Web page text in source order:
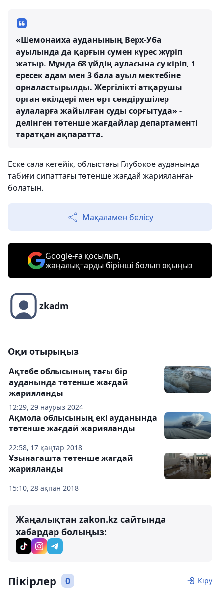
«Шемонаиха ауданының Верх-Уба
ауылында да қарғын сумен күрес жүріп
жатыр. Мұнда 68 үйдің ауласына су кіріп, 1
ересек адам мен 3 бала ауыл мектебіне
орналастырылды. Жергілікті атқарушы
орган өкілдері мен өрт сөндірушілер
аулаларға жайылған суды сорғытуда» -
делінген төтенше жағдайлар департаменті
таратқан ақпаратта.
Еске сала кетейік, облыстағы Глубокое ауданында
табиғи сипаттағы төтенше жағдай жарияланған
болатын.
Мақаламен бөлісу
Google-ға қосылып,
жаңалықтарды бірінші болып оқыңыз
zkadm
Оқи отырыңыз
12:29, 29 наурыз 2024
Ақтөбе облысының тағы бір
ауданында төтенше жағдай
жарияланды
22:58, 17 қаңтар 2018
Ақмола облысының екі ауданында
төтенше жағдай жарияланды
15:10, 28 ақпан 2018
Ұзынағашта төтенше жағдай
жарияланды
Жаңалықтан zakon.kz сайтында
хабардар болыңыз:
Пікірлер 0 Кіру